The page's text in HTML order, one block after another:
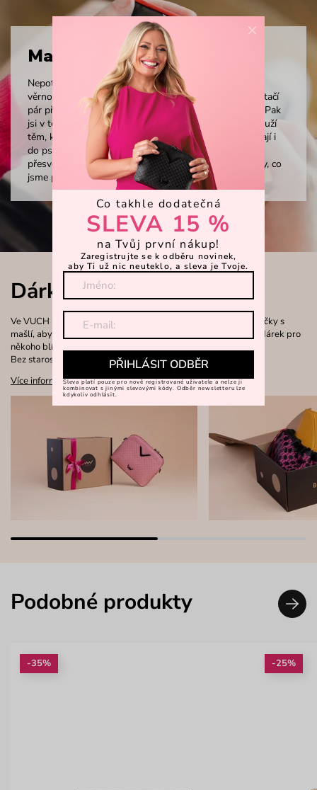
Malé peněženky
Nepotřebuješ mít v peněžence výstavku všech svých
věrnostních kartiček a jsi spíše minimalistka, které postačí
pár přihrádek na doklady a nejnutnější platební karty? Pak
jsi v té správné sekci. Malé peněženky perfektně poslouží
těm, kteří rádi šetří místem a svou peněženku vměstnají i
do psaníčka. A co je malé, to je hezké, sama se o tom
přesvědčíš, až si projdeš všechny naše malé peněženky, co
jsme pro tebe navrhli.
Dárkové balení
Ve VUCH balíme každou objednávku do krásné dárkové krabičky s
mašlí, aby rozbalování bylo radostí, ať už pro sebe nebo jako dárek pro
někoho blízkého.
Bez starostí s balením.
Více informací
Podobné produkty
-35% -25%
×
Co takhle dodatečná
SLEVA 15 %
na Tvůj první nákup!
Zaregistrujte se k odběru novinek,
aby Ti už nic neuteklo, a sleva je Tvoje.
PŘIHLÁSIT ODBĚR
Sleva platí pouze pro nově registrované uživatele a nelze ji
kombinovat s jinými slevovými kódy. Odběr newsletteru lze
kdykoliv odhlásit.